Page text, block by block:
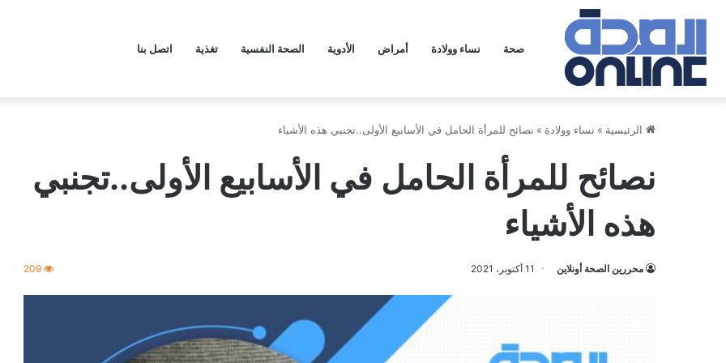
صحة نساء وولادة أمراض الأدوية الصحة النفسية تغذية اتصل بنا
الرئيسية » نساء وولادة » نصائح للمرأة الحامل في الأسابيع الأولى..تجنبي هذه الأشياء
نصائح للمرأة الحامل في الأسابيع الأولى..تجنبي
هذه الأشياء
محررين الصحة أونلاين 11 أكتوبر، 2021 209